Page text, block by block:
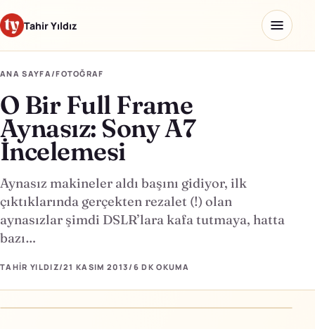
Tahir Yıldız
Ana sayfa
Blog
Kaydettiklerim
Ürünler
ANA SAYFA/FOTOĞRAF
O Bir Full Frame
Aynasız: Sony A7
İncelemesi
Aynasız makineler aldı başını gidiyor, ilk
çıktıklarında gerçekten rezalet (!) olan
aynasızlar şimdi DSLR’lara kafa tutmaya, hatta
bazı…
TAHIR YILDIZ/21 KASIM 2013/ 6 DK OKUMA